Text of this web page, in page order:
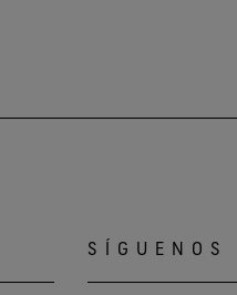
SÍGUENOS